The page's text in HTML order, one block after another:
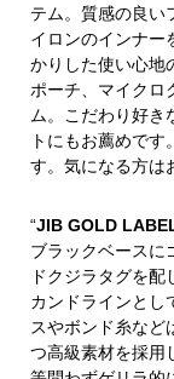
テム。質感の良い
イロンのインナー
かりした使い心地
ポーチ、マイクロ
ム。こだわり好き
トにもお薦めで
す。気になる方は
“JIB GOLD
ブラックベースに
ドクジラタグを
カンドラインとし
スやボンド糸など
つ高級素材を採用